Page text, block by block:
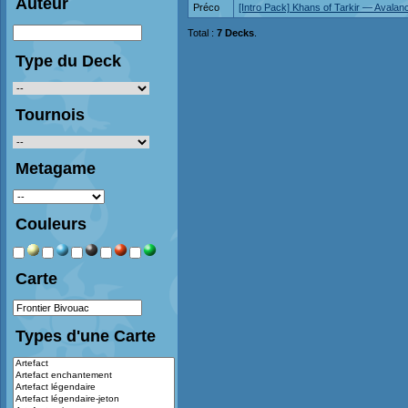
Auteur
Type du Deck
Tournois
Metagame
Couleurs
Carte
Types d'une Carte
Préco
[Intro Pack] Khans of Tarkir —
Total : 7 Decks